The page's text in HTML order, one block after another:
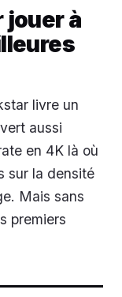
jouer à
livre un
aussi
en 4K là où
sur la densité
Mais sans
premiers